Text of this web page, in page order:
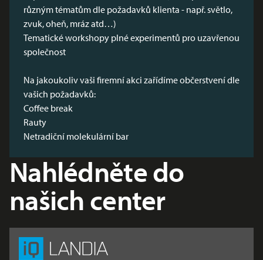
různým tématům dle požadavků klienta - např. světlo,
zvuk, oheň, mráz atd…)
Tematické workshopy plné experimentů pro uzavřenou
společnost
Na jakoukoliv vaši firemní akci zařídíme občerstvení dle
vašich požadavků:
Coffee break
Rauty
Netradiční molekulární bar
Nahlédněte do
našich center